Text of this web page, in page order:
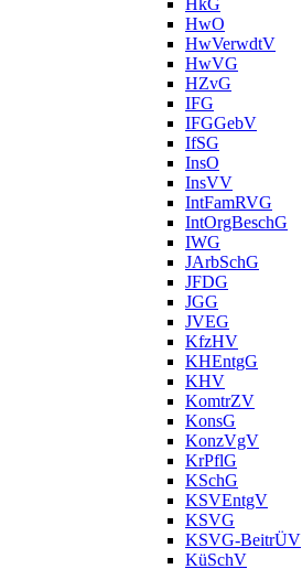
HwO
HwVerwdtV
HwVG
HZvG
IFG
IFGGebV
IfSG
InsO
InsVV
IntFamRVG
IntOrgBeschG
IWG
JArbSchG
JFDG
JGG
JVEG
KfzHV
KHEntgG
KHV
KomtrZV
KonsG
KonzVgV
KrPflG
KSchG
KSVEntgV
KSVG
KSVG-BeitrÜV
KüSchV